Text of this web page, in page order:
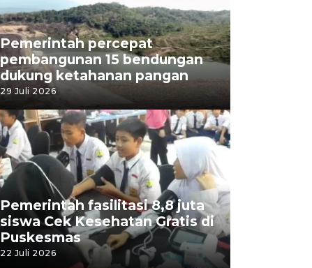
Pemerintah percepat
pembangunan 15 bendungan
dukung ketahanan pangan
29 Juli 2026
Pemerintah fasilitasi 8,8 juta
siswa Cek Kesehatan Gratis di
Puskesmas
22 Juli 2026